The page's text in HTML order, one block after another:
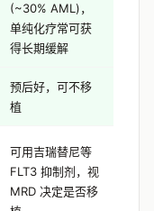
(~30% AML)，
单纯化疗常可获
得长期缓解
预后好，可不移
植
可用吉瑞替尼等
FLT3 抑制剂，视
MRD 决定是否移